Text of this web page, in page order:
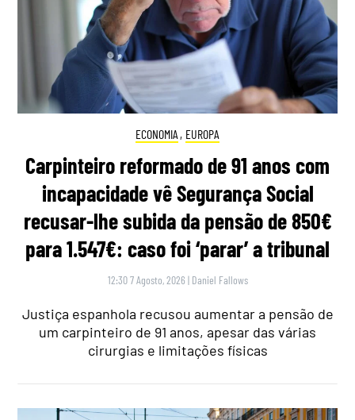
ECONOMIA , EUROPA
Carpinteiro reformado de 91 anos com
incapacidade vê Segurança Social
recusar-lhe subida da pensão de 850€
para 1.547€: caso foi ‘parar’ a tribunal
12:30 7 Agosto, 2026 | Daniel Fallows
Justiça espanhola recusou aumentar a pensão de
um carpinteiro de 91 anos, apesar das várias
cirurgias e limitações físicas